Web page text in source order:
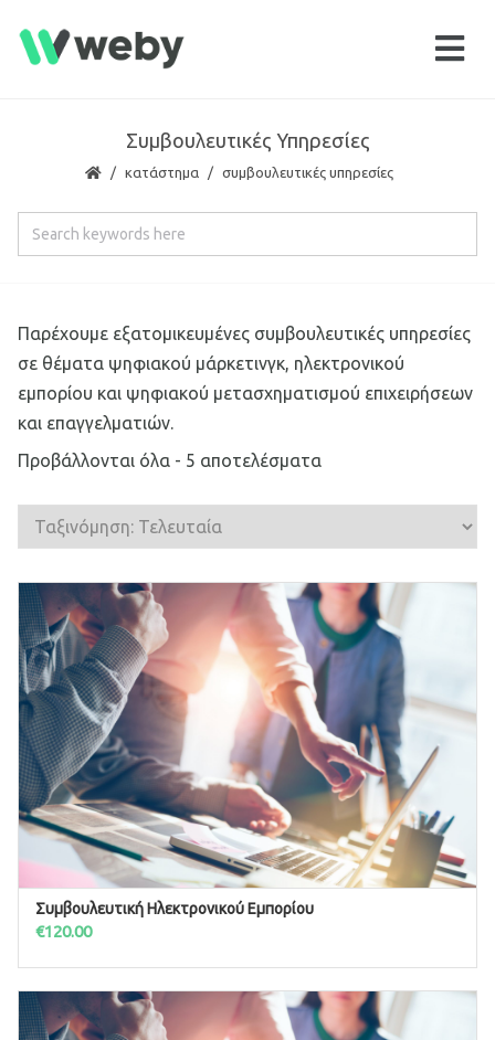
Συμβουλευτικές Υπηρεσίες
κατάστημα συμβουλευτικές υπηρεσίες
Παρέχουμε εξατομικευμένες συμβουλευτικές υπηρεσίες
σε θέματα ψηφιακού μάρκετινγκ, ηλεκτρονικού
εμπορίου και ψηφιακού μετασχηματισμού επιχειρήσεων
και επαγγελματιών.
Προβάλλονται όλα - 5 αποτελέσματα
ΠΡΟΣΘΉΚΗ ΣΤΟ ΚΑΛΆΘΙ
Συμβουλευτική Ηλεκτρονικού Εμπορίου
€120.00